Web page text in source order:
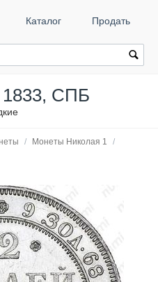
Каталог Продать
1833, СПБ
/ Монеты Николая 1
/